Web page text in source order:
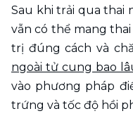
Sau khi trải qua thai
vẫn có thể mang
trị đúng cách và
ngoài tử cung bao
vào phương pháp
trứng và tốc độ hồi